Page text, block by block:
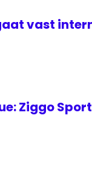
vast
Ziggo